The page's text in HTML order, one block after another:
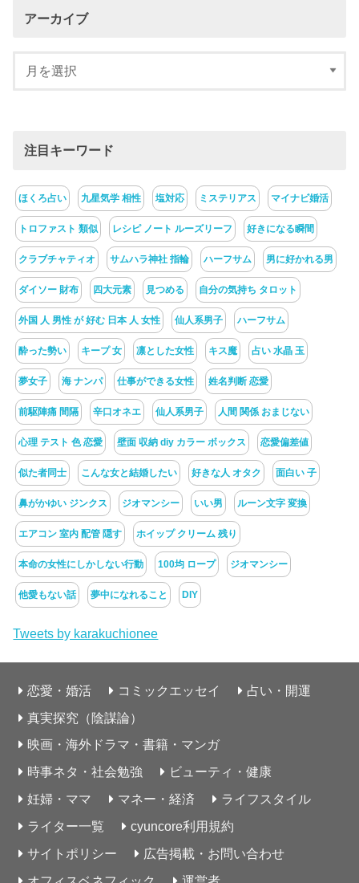
アーカイブ
注目キーワード
ほくろ占い 九星気学 相性 塩対応 ミステリアス マイナビ婚活
トロファスト 類似 レシピ ノート ルーズリーフ 好きになる瞬間
クラブチャティオ サムハラ神社 指輪 ハーフサム 男に好かれる男
ダイソー 財布 四大元素 見つめる 自分の気持ち タロット
外国 人 男性 が 好む 日本 人 女性 仙人系男子 ハーフサム
酔った勢い キープ 女 凛とした女性 キス魔 占い 水晶 玉
夢女子 海 ナンパ 仕事ができる女性 姓名判断 恋愛
前駆陣痛 間隔 辛口オネエ 仙人系男子 人間 関係 おまじない
心理 テスト 色 恋愛 壁面 収納 diy カラー ボックス 恋愛偏差値
似た者同士 こんな女と結婚したい 好きな人 オタク 面白い 子
鼻がかゆい ジンクス ジオマンシー いい男 ルーン文字 変換
エアコン 室内 配管 隠す ホイップ クリーム 残り
本命の女性にしかしない行動 100均 ロープ ジオマンシー
他愛もない話 夢中になれること DIY
Tweets by karakuchionee
恋愛・婚活 コミックエッセイ
占い・開運
真実探究（陰謀論）
映画・海外ドラマ・書籍・マンガ
時事ネタ・社会勉強
ビューティ・健康
妊婦・ママ
マネー・経済
ライフスタイル
ライター一覧
cyuncore利用規約
サイトポリシー
広告掲載・お問い合わせ